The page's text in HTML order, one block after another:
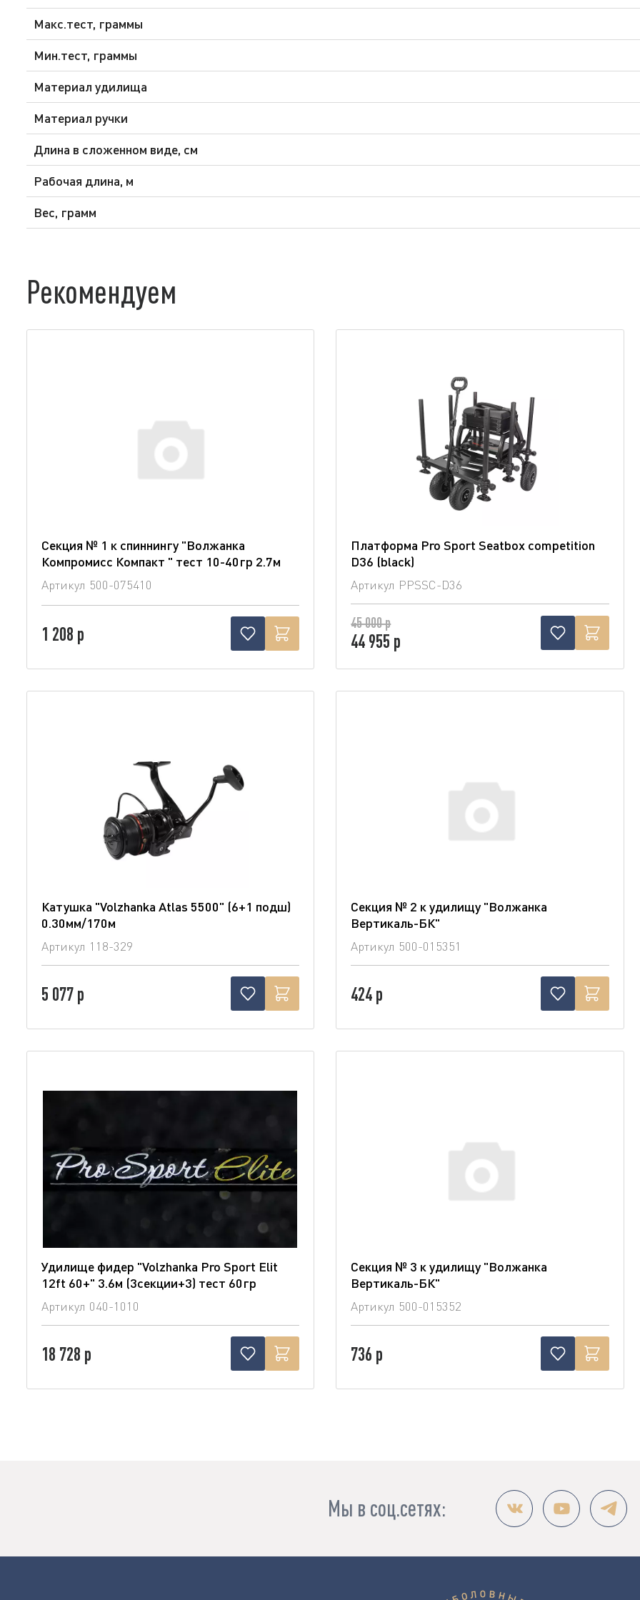
Макс.тест, граммы
Мин.тест, граммы
Материал удилища
Материал ручки
Длина в сложенном виде, см
Рабочая длина, м
Вес, грамм
Рекомендуем
Секция № 1 к спиннингу "Волжанка
Компромисс Компакт " тест 10-40гр 2.7м
Артикул 500-075410
1 208 р
Платформа Pro Sport Seatbox competition
D36 (blaсk)
Артикул PPSSC-D36
45 000 р
44 955 р
Катушка "Volzhanka Atlas 5500" (6+1 подш)
0.30мм/170м
Артикул 118-329
5 077 р
Секция № 2 к удилищу "Волжанка
Вертикаль-БК"
Артикул 500-015351
424 р
Удилище фидер "Volzhanka Pro Sport Elit
12ft 60+" 3.6м (3секции+3) тест 60гр
Артикул 040-1010
18 728 р
Секция № 3 к удилищу "Волжанка
Вертикаль-БК"
Артикул 500-015352
736 р
Мы в соц.сетях: